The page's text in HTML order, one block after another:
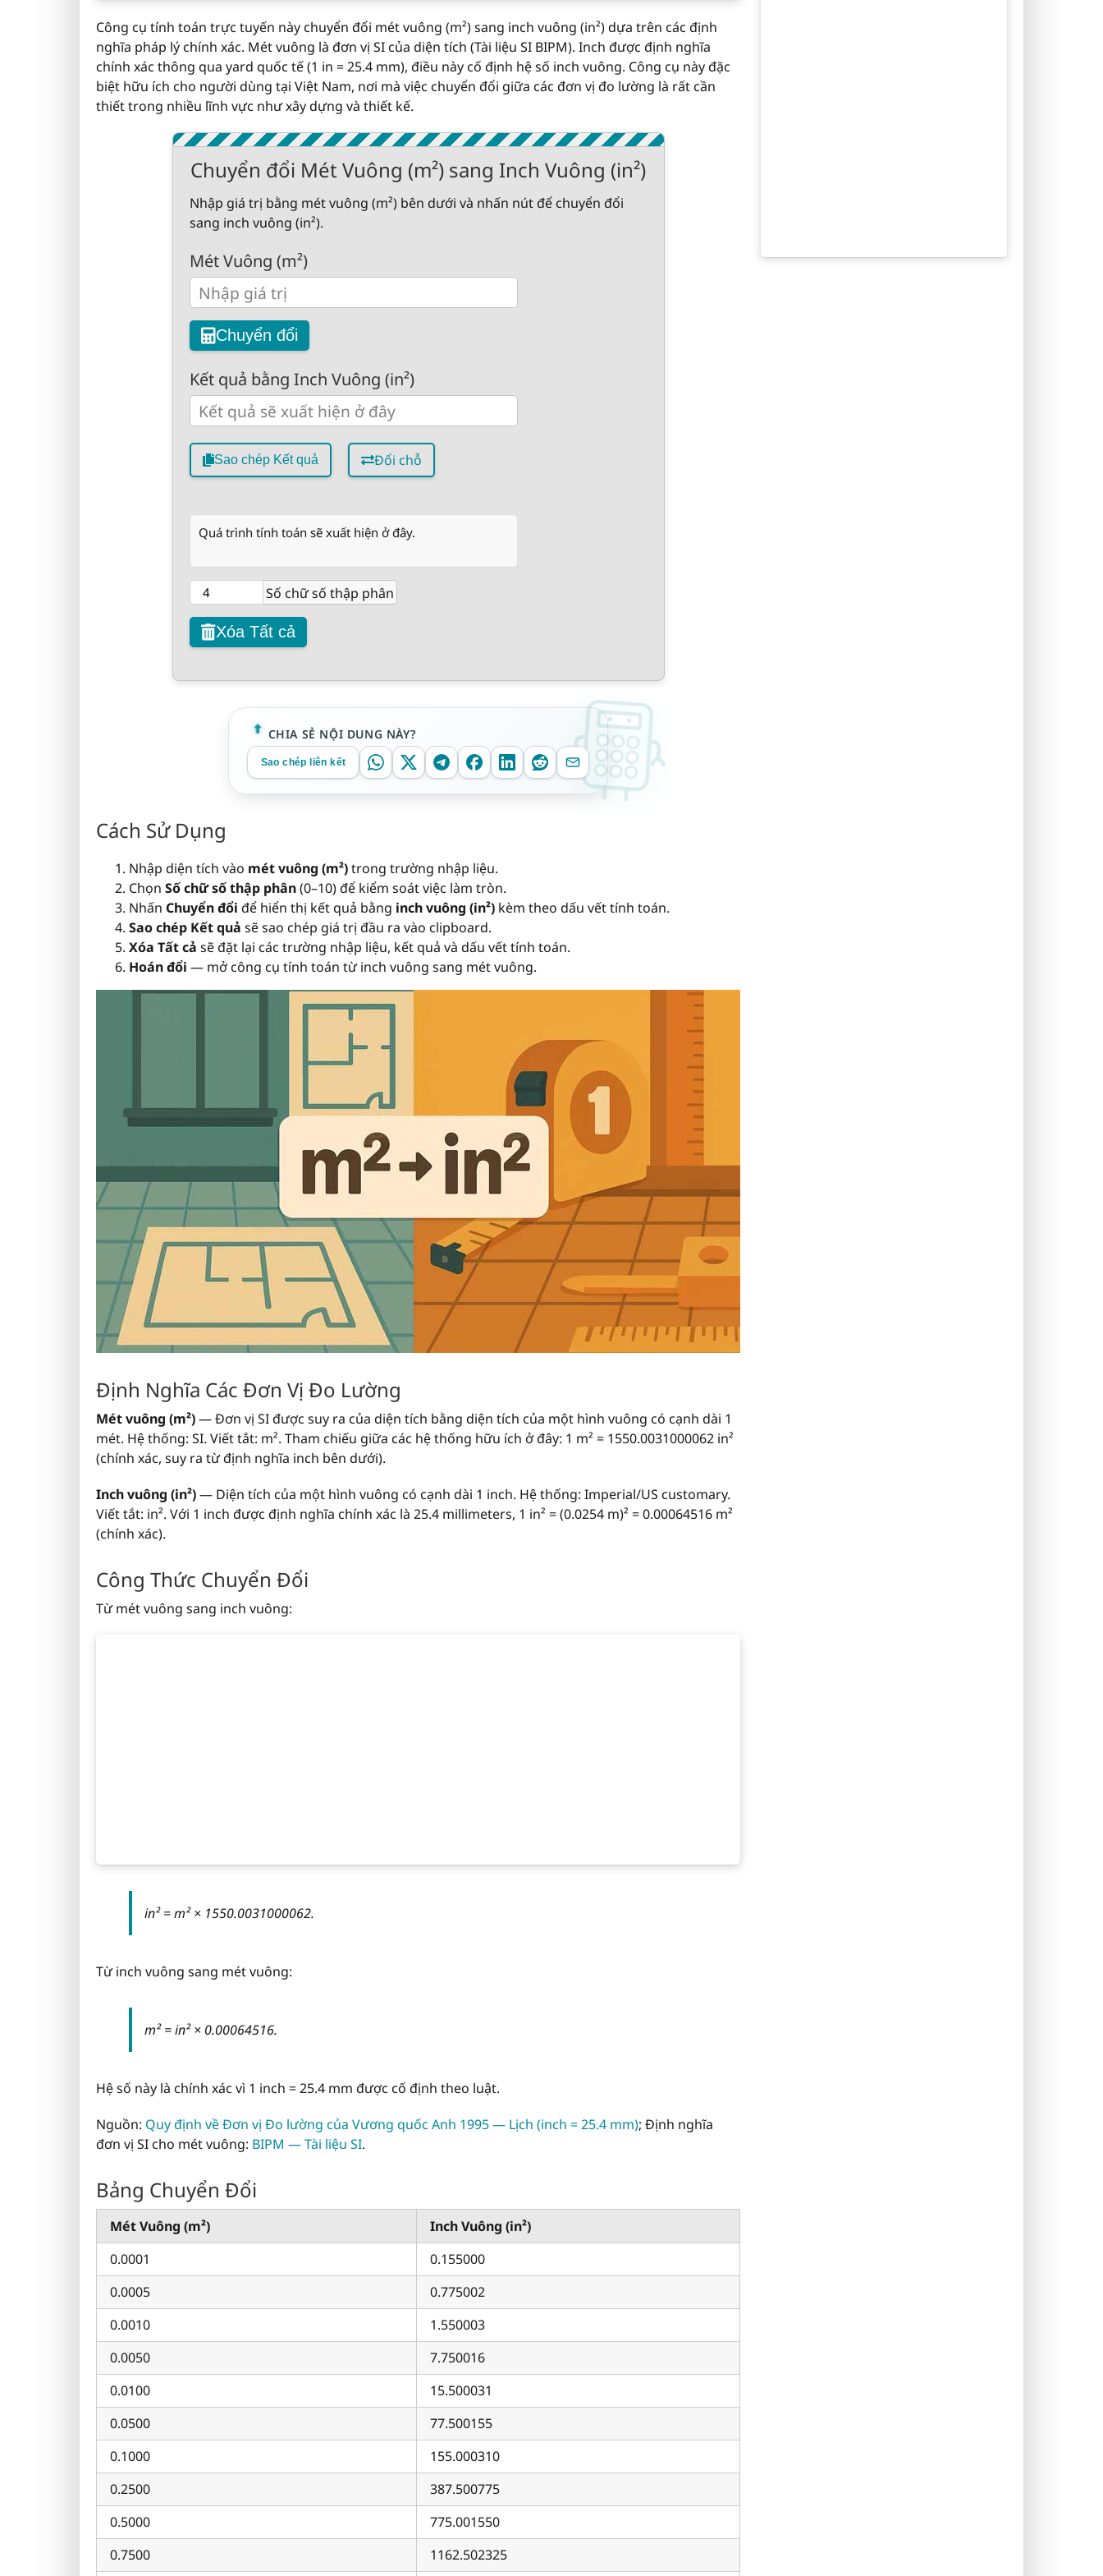
Công cụ tính toán trực tuyến này chuyển đổi mét vuông (m²) sang inch vuông (in²) dựa trên các định
nghĩa pháp lý chính xác. Mét vuông là đơn vị SI của diện tích (Tài liệu SI BIPM). Inch được định nghĩa
chính xác thông qua yard quốc tế (1 in = 25.4 mm), điều này cố định hệ số inch vuông. Công cụ này đặc
biệt hữu ích cho người dùng tại Việt Nam, nơi mà việc chuyển đổi giữa các đơn vị đo lường là rất cần
thiết trong nhiều lĩnh vực như xây dựng và thiết kế.
Chuyển đổi Mét Vuông (m²) sang Inch Vuông (in²)
Nhập giá trị bằng mét vuông (m²) bên dưới và nhấn nút để chuyển đổi
sang inch vuông (in²).
Mét Vuông (m²)
Chuyển đổi
Kết quả bằng Inch Vuông (in²)
Sao chép Kết quả Đổi chỗ
Quá trình tính toán sẽ xuất hiện ở đây.
Số chữ số thập phân
Xóa Tất cả
CHIA SẺ NỘI DUNG NÀY?
Sao chép liên kết
Cách Sử Dụng
Nhập diện tích vào mét vuông (m²)trong trường nhập liệu.
Chọn Số chữ số thập phân(0–10) để kiểm soát việc làm tròn.
Nhấn Chuyển đổi để hiển thị kết quả bằng inch vuông (in²) kèm theo dấu vết tính toán.
Sao chép Kết quả sẽ sao chép giá trị đầu ra vào clipboard.
Xóa Tất cả sẽ đặt lại các trường nhập liệu, kết quả và dấu vết tính toán.
Hoán đổi — mở công cụ tính toán từ inch vuông sang mét vuông.
Định Nghĩa Các Đơn Vị Đo Lường
Mét vuông (m²)— Đơn vị SI được suy ra của diện tích bằng diện tích của một hình vuông có cạnh dài 1
mét. Hệ thống: SI. Viết tắt: m². Tham chiếu giữa các hệ thống hữu ích ở đây: 1 m² = 1550.0031000062 in²
(chính xác, suy ra từ định nghĩa inch bên dưới).
Inch vuông (in²)— Diện tích của một hình vuông có cạnh dài 1 inch. Hệ thống: Imperial/US customary.
Viết tắt: in². Với 1 inch được định nghĩa chính xác là 25.4 millimeters, 1 in² = (0.0254 m)² = 0.00064516 m²
(chính xác).
Công Thức Chuyển Đổi
Từ mét vuông sang inch vuông:
in² = m² × 1550.0031000062.
Từ inch vuông sang mét vuông:
m² = in² × 0.00064516.
Hệ số này là chính xác vì 1 inch = 25.4 mm được cố định theo luật.
Nguồn: Quy định về Đơn vị Đo lường của Vương quốc Anh 1995 — Lịch (inch = 25.4 mm); Định nghĩa
đơn vị SI cho mét vuông: BIPM — Tài liệu SI.
Bảng Chuyển Đổi
Mét Vuông (m²)
Inch Vuông (in²)
0.0001
0.155000
0.0005
0.775002
0.0010
1.550003
0.0050
7.750016
0.0100
15.500031
0.0500
77.500155
0.1000
155.000310
0.2500
387.500775
0.5000
775.001550
0.7500
1162.502325